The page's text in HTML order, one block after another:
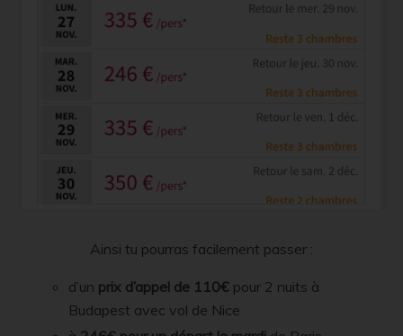
Ainsi tu pourras facilement passer :
d’un prix d’appel de 110€pour 2 nuits à
Budapest avec vol de Nice